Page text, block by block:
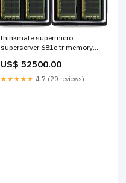
thinkmate supermicro
superserver 681e tr memory
US$ 52500.00
★★★★★ 4.7 (20 reviews)